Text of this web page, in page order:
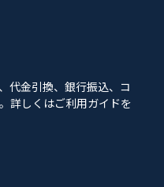
代金引換、銀行振込、コ
詳しくはご利用ガイドを